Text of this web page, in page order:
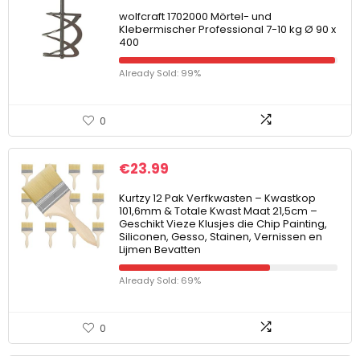
wolfcraft 1702000 Mörtel- und
Klebermischer Professional 7-10 kg Ø 90 x
400
Already Sold: 99%
0
€23.99
Kurtzy 12 Pak Verfkwasten – Kwastkop
101,6mm & Totale Kwast Maat 21,5cm –
Geschikt Vieze Klusjes die Chip Painting,
Siliconen, Gesso, Stainen, Vernissen en
Lijmen Bevatten
Already Sold: 69%
0